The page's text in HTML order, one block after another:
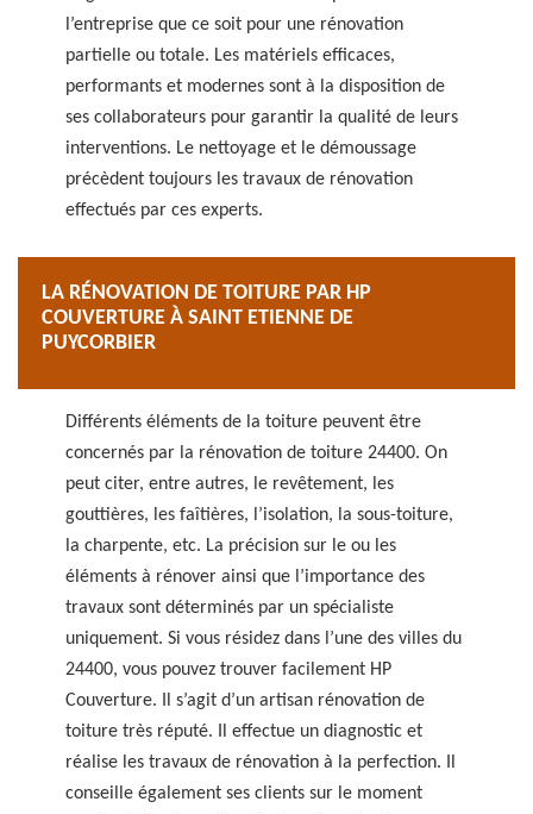
l’entreprise que ce soit pour une rénovation
partielle ou totale. Les matériels efficaces,
performants et modernes sont à la disposition de
ses collaborateurs pour garantir la qualité de leurs
interventions. Le nettoyage et le démoussage
précèdent toujours les travaux de rénovation
effectués par ces experts.
LA RÉNOVATION DE TOITURE PAR HP
COUVERTURE À SAINT ETIENNE DE
PUYCORBIER
Différents éléments de la toiture peuvent être
concernés par la rénovation de toiture 24400. On
peut citer, entre autres, le revêtement, les
gouttières, les faîtières, l’isolation, la sous-toiture,
la charpente, etc. La précision sur le ou les
éléments à rénover ainsi que l’importance des
travaux sont déterminés par un spécialiste
uniquement. Si vous résidez dans l’une des villes du
24400, vous pouvez trouver facilement HP
Couverture. Il s’agit d’un artisan rénovation de
toiture très réputé. Il effectue un diagnostic et
réalise les travaux de rénovation à la perfection. Il
conseille également ses clients sur le moment